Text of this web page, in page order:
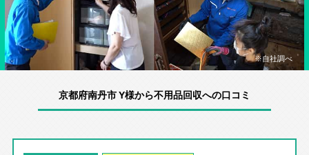
※自社調べ
京都府南丹市 Y様から不用品回収への口コミ